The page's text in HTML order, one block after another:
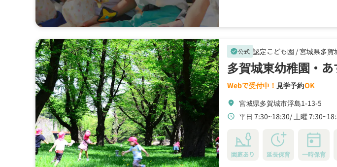
verified公式 認定こども園 /宮城県多賀
多賀城東幼稚園・
Webで受付中！ 見学予約OK
location_on 宮城県多賀城市浮島1-13-5
schedule 平日 7:30~18:30 土曜
園庭あり 延長保育 一時保育